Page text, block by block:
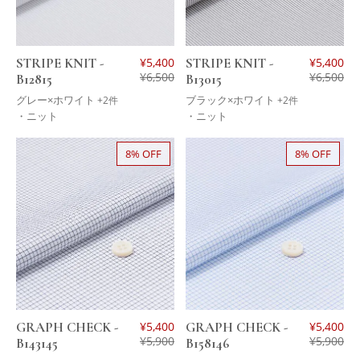
STRIPE KNIT -
B12815
グレー×ホワイト +2件
¥5,400
¥6,500
・ニット
STRIPE KNIT -
B13015
ブラック×ホワイト +2件
¥5,400
¥6,500
・ニット
8% OFF
GRAPH CHECK -
B143145
¥5,400
¥5,900
8% OFF
GRAPH CHECK -
B158146
¥5,400
¥5,900